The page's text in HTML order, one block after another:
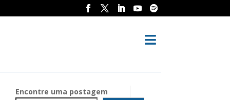

Encontre uma postagem